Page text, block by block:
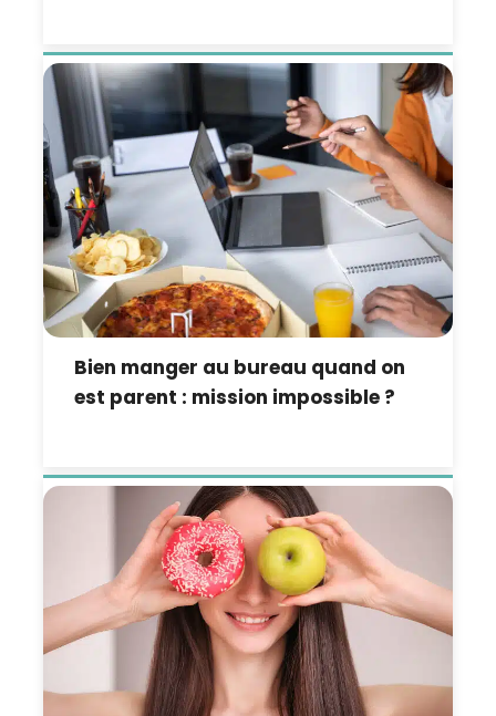
Bien manger au bureau quand on
est parent : mission impossible ?